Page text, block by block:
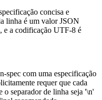
concisa e
linha é um valor JSON
e a codificação UTF-8 é
spec com uma especificação
requer que cada
separador de linha seja '\n'